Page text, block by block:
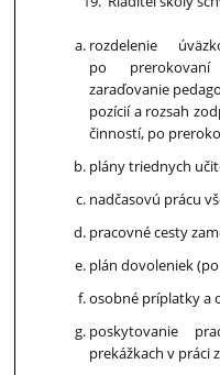
rozdelenie
po
zaraďovanie
pozícií a rozsah
činností, po
plány triednych
nadčasovú prácu
pracovné cesty
plán dovoleniek
osobné príplatky a
poskytovanie
prekážkach v práci